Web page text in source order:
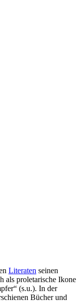
Literaten seinen
als proletarische Ikone
(s.u.). In der
Bücher und